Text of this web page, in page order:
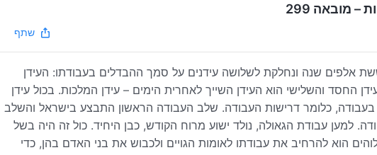
מובאה 299
שתף
אלפים שנה ונחלקת לשלושה עידנים על סמך ההבדלים בעבודתו: העידן
החסד והשלישי הוא העידן השייך לאחרית הימים – עידן המלכות. בכול עידן
כלומר דרישות העבודה. שלב העבודה הראשון התבצע בישראל והשלב
למען עבודת הגאולה, נולד ישוע מרוח הקודש, כבן היחיד. כול זה היה בשל
הוא להרחיב את עבודתו לאומות הגויים ולכבוש את בני האדם בהן, כדי